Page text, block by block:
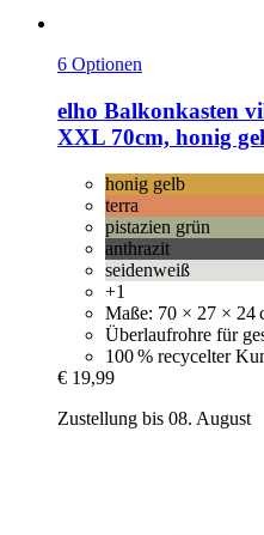
6 Optionen
elho Balkonkasten
XXL 70cm, honig
honig gelb
terra
pistazien grün
anthrazit
seidenweiß
+1
Maße: 70 × 27 × 24
Überlaufrohre für
100 % recycelter
€ 19,99
Zustellung bis 08. August